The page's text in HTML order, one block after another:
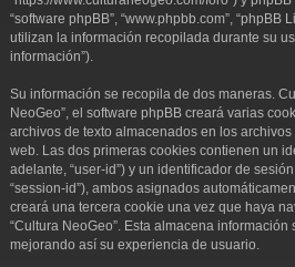
“software phpBB”, “www.phpbb.com”, “phpBB
utilizan la información recopilada durante su
información”).
Su información se recopila de dos maneras.
NeoGeo”, el software phpBB creará varias
archivos de texto almacenados en los
web. Las dos primeras cookies contienen un
adelante, “user-id”) y un identificador de
“session-id”), ambos asignados
creará una tercera cookie una vez que haya
“Cultura NeoGeo”. Esta almacena
mejorando así su experiencia de usuario.